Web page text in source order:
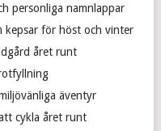
personliga namnlappar
kepsar för höst och vinter
året runt
äventyr
cykla året runt